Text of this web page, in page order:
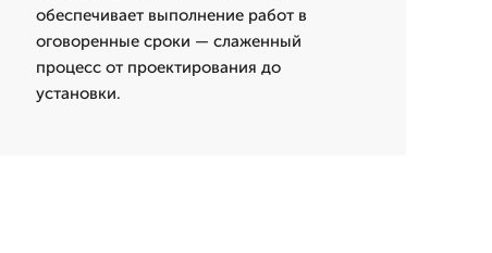
обеспечивает выполнение работ в
оговоренные сроки — слаженный
процесс от проектирования до
установки.